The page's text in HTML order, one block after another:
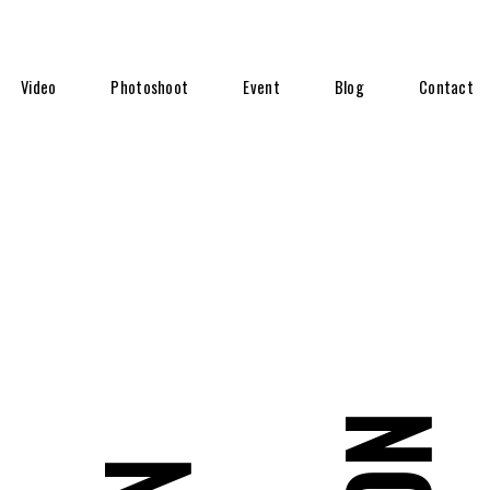
Video Photoshoot Event Blog Contact